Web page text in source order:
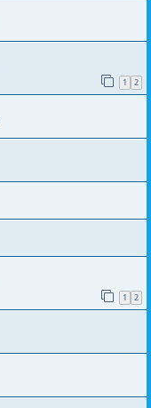
1 2
1 2